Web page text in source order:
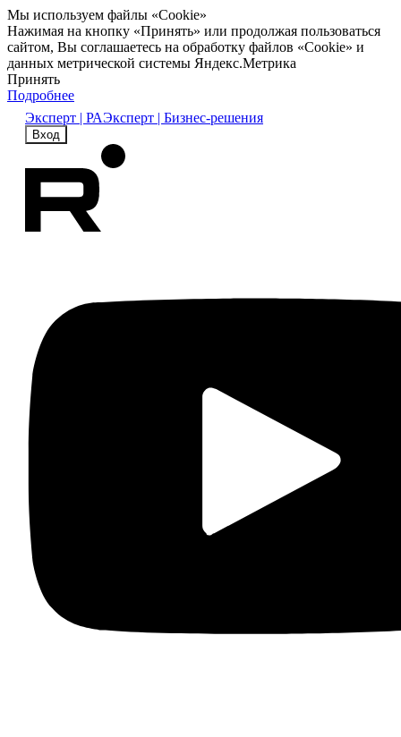
Мы используем файлы «Cookie»
Нажимая на кнопку «Принять» или продолжая пользоваться
сайтом, Вы соглашаетесь на обработку файлов «Cookie» и
данных метрической системы Яндекс.Метрика
Принять
Подробнее
Эксперт | РАЭксперт | Бизнес-решения
Вход